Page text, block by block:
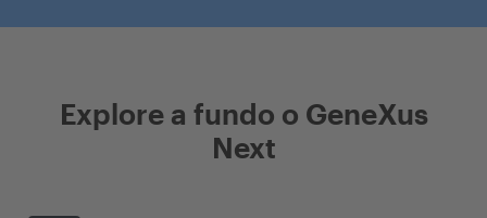
Explore a fundo o GeneXus
Next